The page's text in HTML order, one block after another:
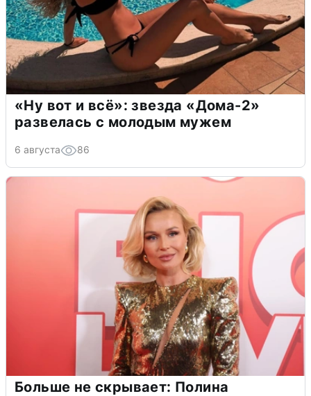
«Ну вот и всё»: звезда «Дома-2»
развелась с молодым мужем
6 августа 86
Больше не скрывает: Полина